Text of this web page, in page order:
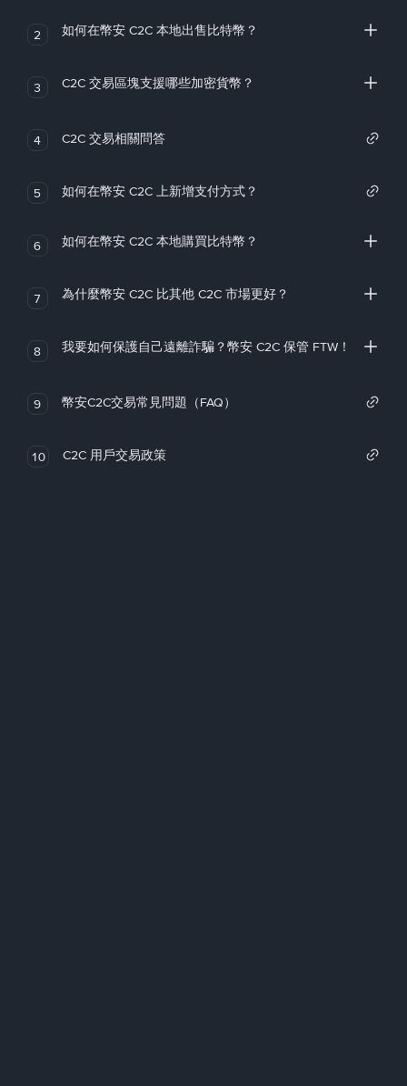
2 如何在幣安 C2C 本地出售比特幣？
3 C2C 交易區塊支援哪些加密貨幣？
4 C2C 交易相關問答
5 如何在幣安 C2C 上新增支付方式？
6 如何在幣安 C2C 本地購買比特幣？
7 為什麼幣安 C2C 比其他 C2C 市場更好？
8 我要如何保護自己遠離詐騙？幣安 C2C 保管 FTW！
9 幣安C2C交易常見問題（FAQ）
10 C2C 用戶交易政策